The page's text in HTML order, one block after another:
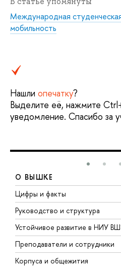
Международная
мобильность
Нашли опечатку?
Выделите её, нажмите
уведомление. Спасибо за
О ВЫШКЕ
Цифры и факты
Руководство и структура
Устойчивое развитие в НИУ
Преподаватели и сотрудники
Корпуса и общежития